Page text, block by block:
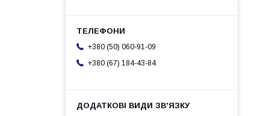
+380 (50) 060-91-09
+380 (67) 184-43-84